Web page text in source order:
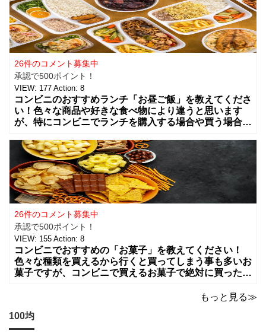
26件のコメント募集中
承認で500ポイント！
VIEW: 177 Action: 8
コンビニのおすすめランチ「お昼ご飯」を教えてくださ
い！色々な商品や好きな食べ物により違うと思います
が、特にコンビニでランチを購入する場合や買う場合に
カップラーメンやコンビニ弁当、総菜やサラダ
26件のコメント募集中
承認で500ポイント！
VIEW: 155 Action: 8
コンビニでおすすめの「お菓子」を教えてください！
色々な種類を買えるから行くと買ってしまう事も多いお
菓子ですが、コンビニで買えるお菓子で絶対に買った方
もっと見る≫
100均